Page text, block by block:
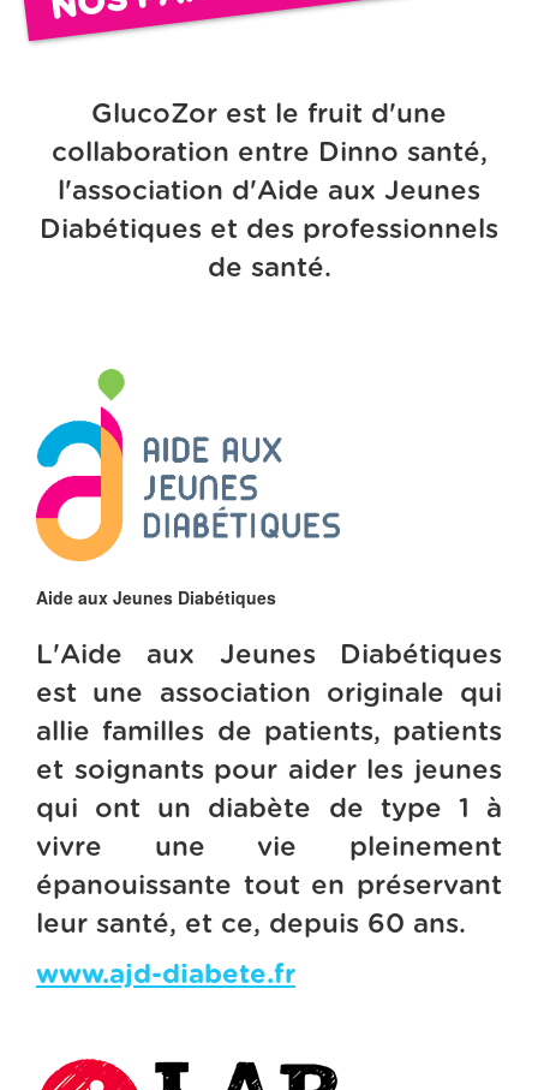
GlucoZor est le fruit d'une
collaboration entre Dinno santé,
l'association d'Aide aux Jeunes
Diabétiques et des professionnels
de santé.
Aide aux Jeunes Diabétiques
L'Aide aux Jeunes Diabétiques
est une association originale qui
allie familles de patients, patients
et soignants pour aider les jeunes
qui ont un diabète de type 1 à
vivre une vie pleinement
épanouissante tout en préservant
leur santé, et ce, depuis 60 ans.
www.ajd-diabete.fr